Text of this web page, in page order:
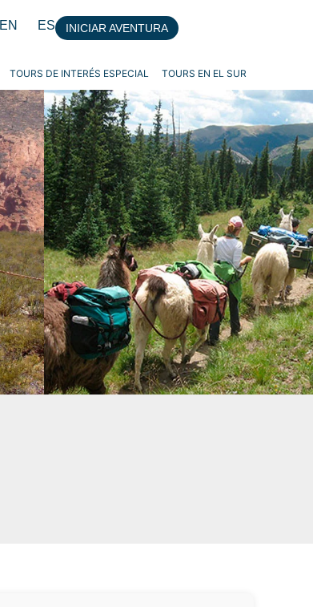
EN ES INICIAR AVENTURA
TOURS DE INTERÉS ESPECIAL TOURS EN EL SUR